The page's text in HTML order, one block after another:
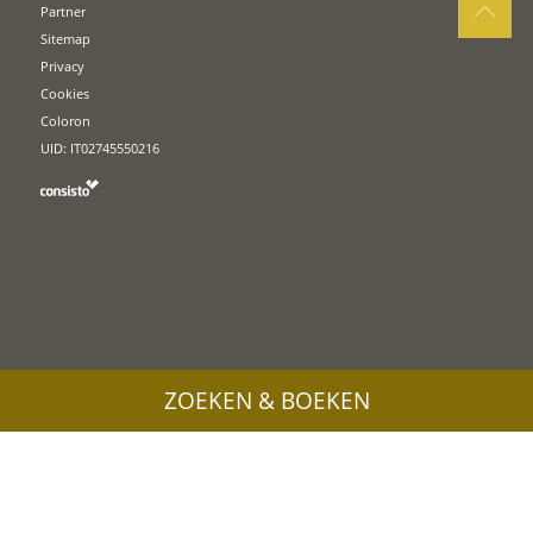
Partner
Sitemap
Privacy
Cookies
Coloron
UID: IT02745550216
ZOEKEN & BOEKEN